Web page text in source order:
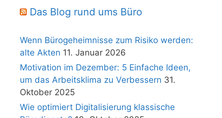
Das Blog rund ums Büro
Wenn Bürogeheimnisse zum Risiko werden:
alte Akten 11. Januar 2026
Motivation im Dezember: 5 Einfache Ideen,
um das Arbeitsklima zu Verbessern 31.
Oktober 2025
Wie optimiert Digitalisierung klassische